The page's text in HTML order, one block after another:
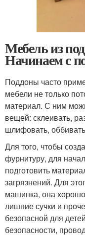
Мебель из
Начинаем с
Поддоны часто
мебели не только
материал. С ним
вещей: склеивать,
шлифовать,
Для того, чтобы
фурнитуру, для
подготовить
загрязнений. Для
машинка, она хорошо
лишние сучки и
безопасной для
безопасности,